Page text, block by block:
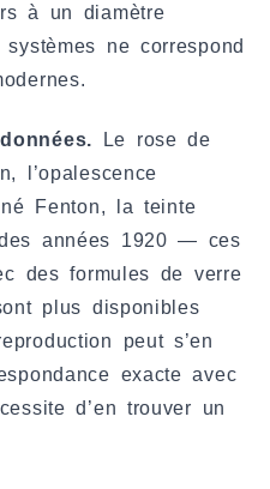
à un diamètre
ne correspond
Le rose de
l’opalescence
Fenton, la teinte
années 1920 — ces
des formules de verre
plus disponibles
peut s’en
exacte avec
d’en trouver un